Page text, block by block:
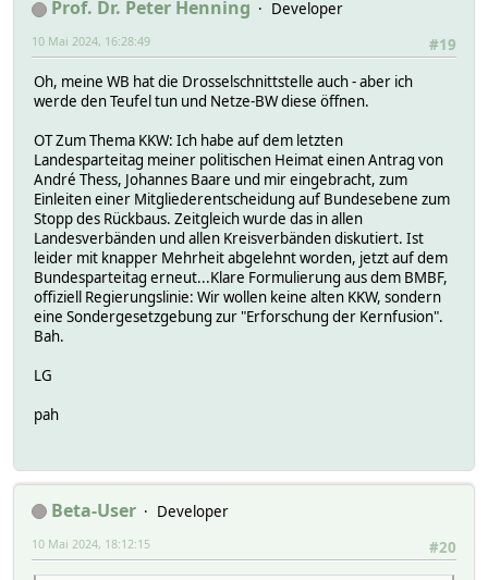
Prof. Dr. Peter Henning
Developer
#19
10 Mai 2024, 16:28:49
Oh, meine WB hat die Drosselschnittstelle auch - aber ich
werde den Teufel tun und Netze-BW diese öffnen.
OT Zum Thema KKW: Ich habe auf dem letzten
Landesparteitag meiner politischen Heimat einen Antrag von
André Thess, Johannes Baare und mir eingebracht, zum
Einleiten einer Mitgliederentscheidung auf Bundesebene zum
Stopp des Rückbaus. Zeitgleich wurde das in allen
Landesverbänden und allen Kreisverbänden diskutiert. Ist
leider mit knapper Mehrheit abgelehnt worden, jetzt auf dem
Bundesparteitag erneut...Klare Formulierung aus dem BMBF,
offiziell Regierungslinie: Wir wollen keine alten KKW, sondern
eine Sondergesetzgebung zur "Erforschung der Kernfusion".
Bah.
LG
pah
Beta-User
Developer
#20
10 Mai 2024, 18:12:15